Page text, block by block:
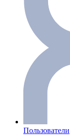
Пользователи